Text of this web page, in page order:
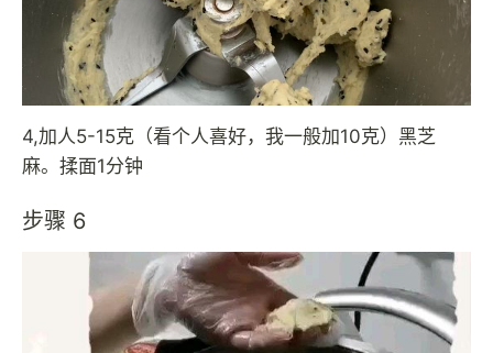
4,加人5-15克（看个人喜好，我一般加10克）黑芝
麻。揉面1分钟
步骤 6